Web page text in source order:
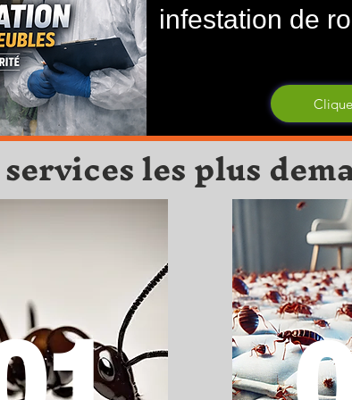
infestation de
les plus